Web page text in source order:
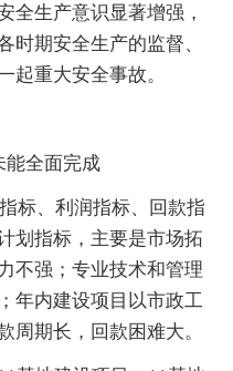
全生产意识显著增强，
时期安全生产的监督、
起重大安全事故。
能全面完成
标、利润指标、回款指
划指标，主要是市场拓
不强；专业技术和管理
年内建设项目以市政工
周期长，回款困难大。